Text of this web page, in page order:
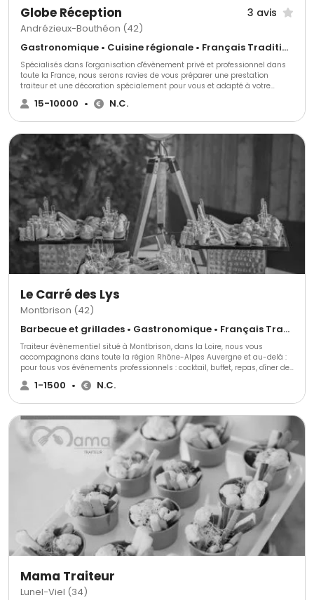
Globe Réception 3 avis
Andrézieux-Bouthéon (42)
Gastronomique • Cuisine régionale • Français Traditionnel
Spécialisés dans l'organisation d'évènement privé et professionnel dans
toute la France, nous serons ravies de vous préparer une prestation
traiteur et une décoration spécialement pour vous et adapté à votre
thème. Nous mettons tout en œuvre pour accorder la décoration à votre
événement et créer une identité inédite.
15-10000 • N.C.
Le Carré des Lys
Montbrison (42)
Barbecue et grillades • Gastronomique • Français Traditionnel
Traiteur évènementiel situé à Montbrison, dans la Loire, nous vous
accompagnons dans toute la région Rhône-Alpes Auvergne et au-delà :
pour tous vos événements professionnels : cocktail, buffet, repas, dîner de
gala, plateaux repas, arbre de noël, assemblée générale..et pour toutes
vos réceptions privées : baptême, anniversaire, mariage, repas associatif...
partenaires locaux, notamment éleveurs et producteurs de légumes.
Partenaire des plus beaux et prestigieux lieux de réception pour vos
événements familiaux ou professionnels, nous vous proposons
d’organiser votre réception clé en main... Au plaisir d'échanger avec vous !
1-1500 • N.C.
Mama Traiteur
Lunel-Viel (34)